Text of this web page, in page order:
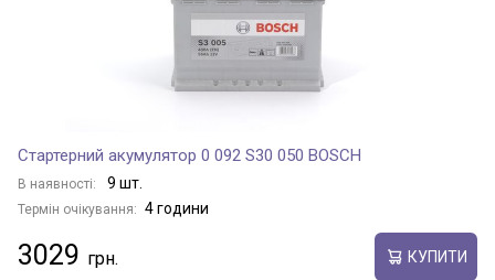
Стартерний акумулятор 0 092 S30 050 BOSCH
В наявності: 9 шт.
Термін очікування: 4 години
3029 КУПИТИ